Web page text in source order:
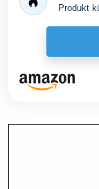
Produkt